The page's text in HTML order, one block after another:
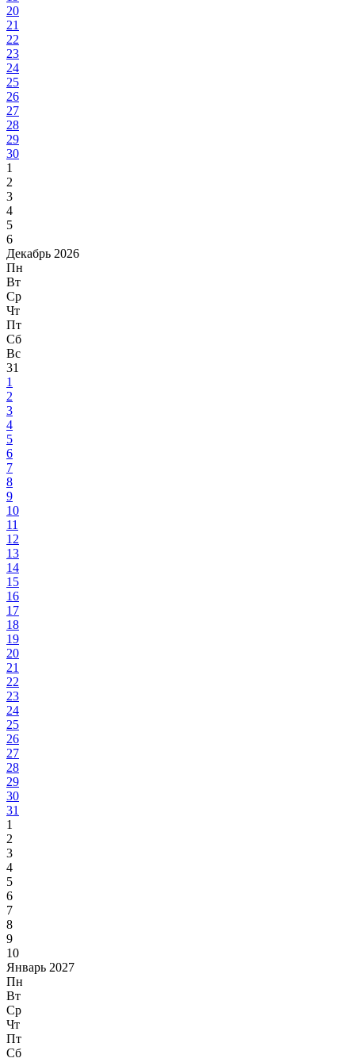
20
21
22
23
24
25
26
27
28
29
30
1
2
3
4
5
6
Декабрь 2026
Пн
Вт
Ср
Чт
Пт
Сб
Вс
31
1
2
3
4
5
6
7
8
9
10
11
12
13
14
15
16
17
18
19
20
21
22
23
24
25
26
27
28
29
30
31
1
2
3
4
5
6
7
8
9
10
Январь 2027
Пн
Вт
Ср
Чт
Пт
Сб